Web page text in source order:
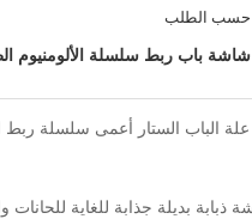
حسب الطلب
شاشة باب ربط سلسلة الألومنيوم
الباب الستار أعمى سلسلة ربط الشاشة
بديلة جذابة للغاية للحانات